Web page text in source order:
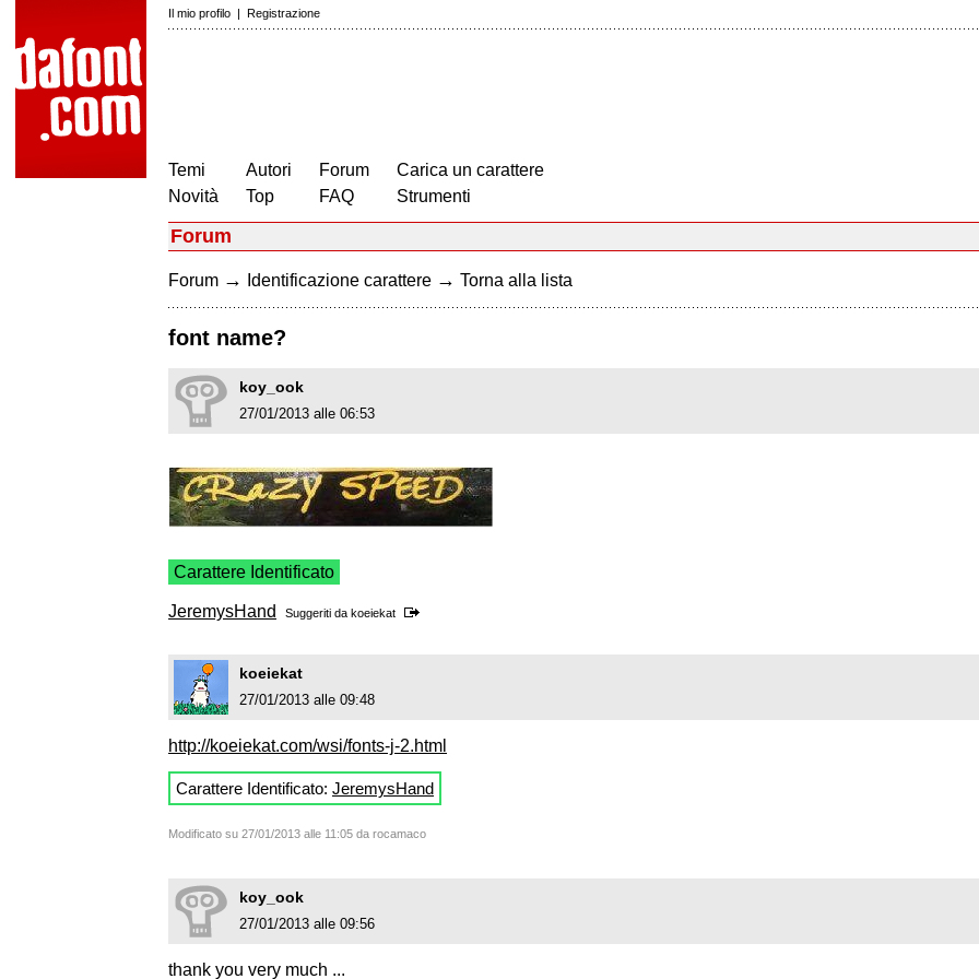
Il mio profilo | Registrazione
Temi
Novità
Autori
Top
Forum
FAQ
Carica un carattere
Strumenti
Forum
Forum → Identificazione carattere → Torna alla lista
font name?
koy_ook
27/01/2013 alle 06:53
Carattere Identificato
JeremysHand Suggeriti da koeiekat
koeiekat
27/01/2013 alle 09:48
http://koeiekat.com/wsi/fonts-j-2.html
Carattere Identificato: JeremysHand
Modificato su 27/01/2013 alle 11:05 da rocamaco
koy_ook
27/01/2013 alle 09:56
thank you very much ...